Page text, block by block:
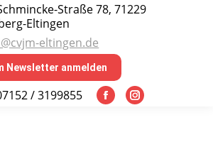
Straße 78, 71229
Eltingen
eltingen.de
Newsletter anmelden
/ 3199855
FacebookInstagram